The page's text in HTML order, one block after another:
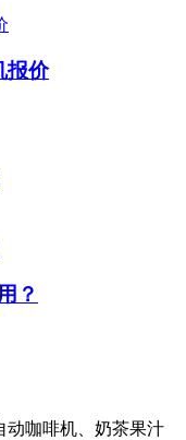
报价
？
动咖啡机、奶茶果汁